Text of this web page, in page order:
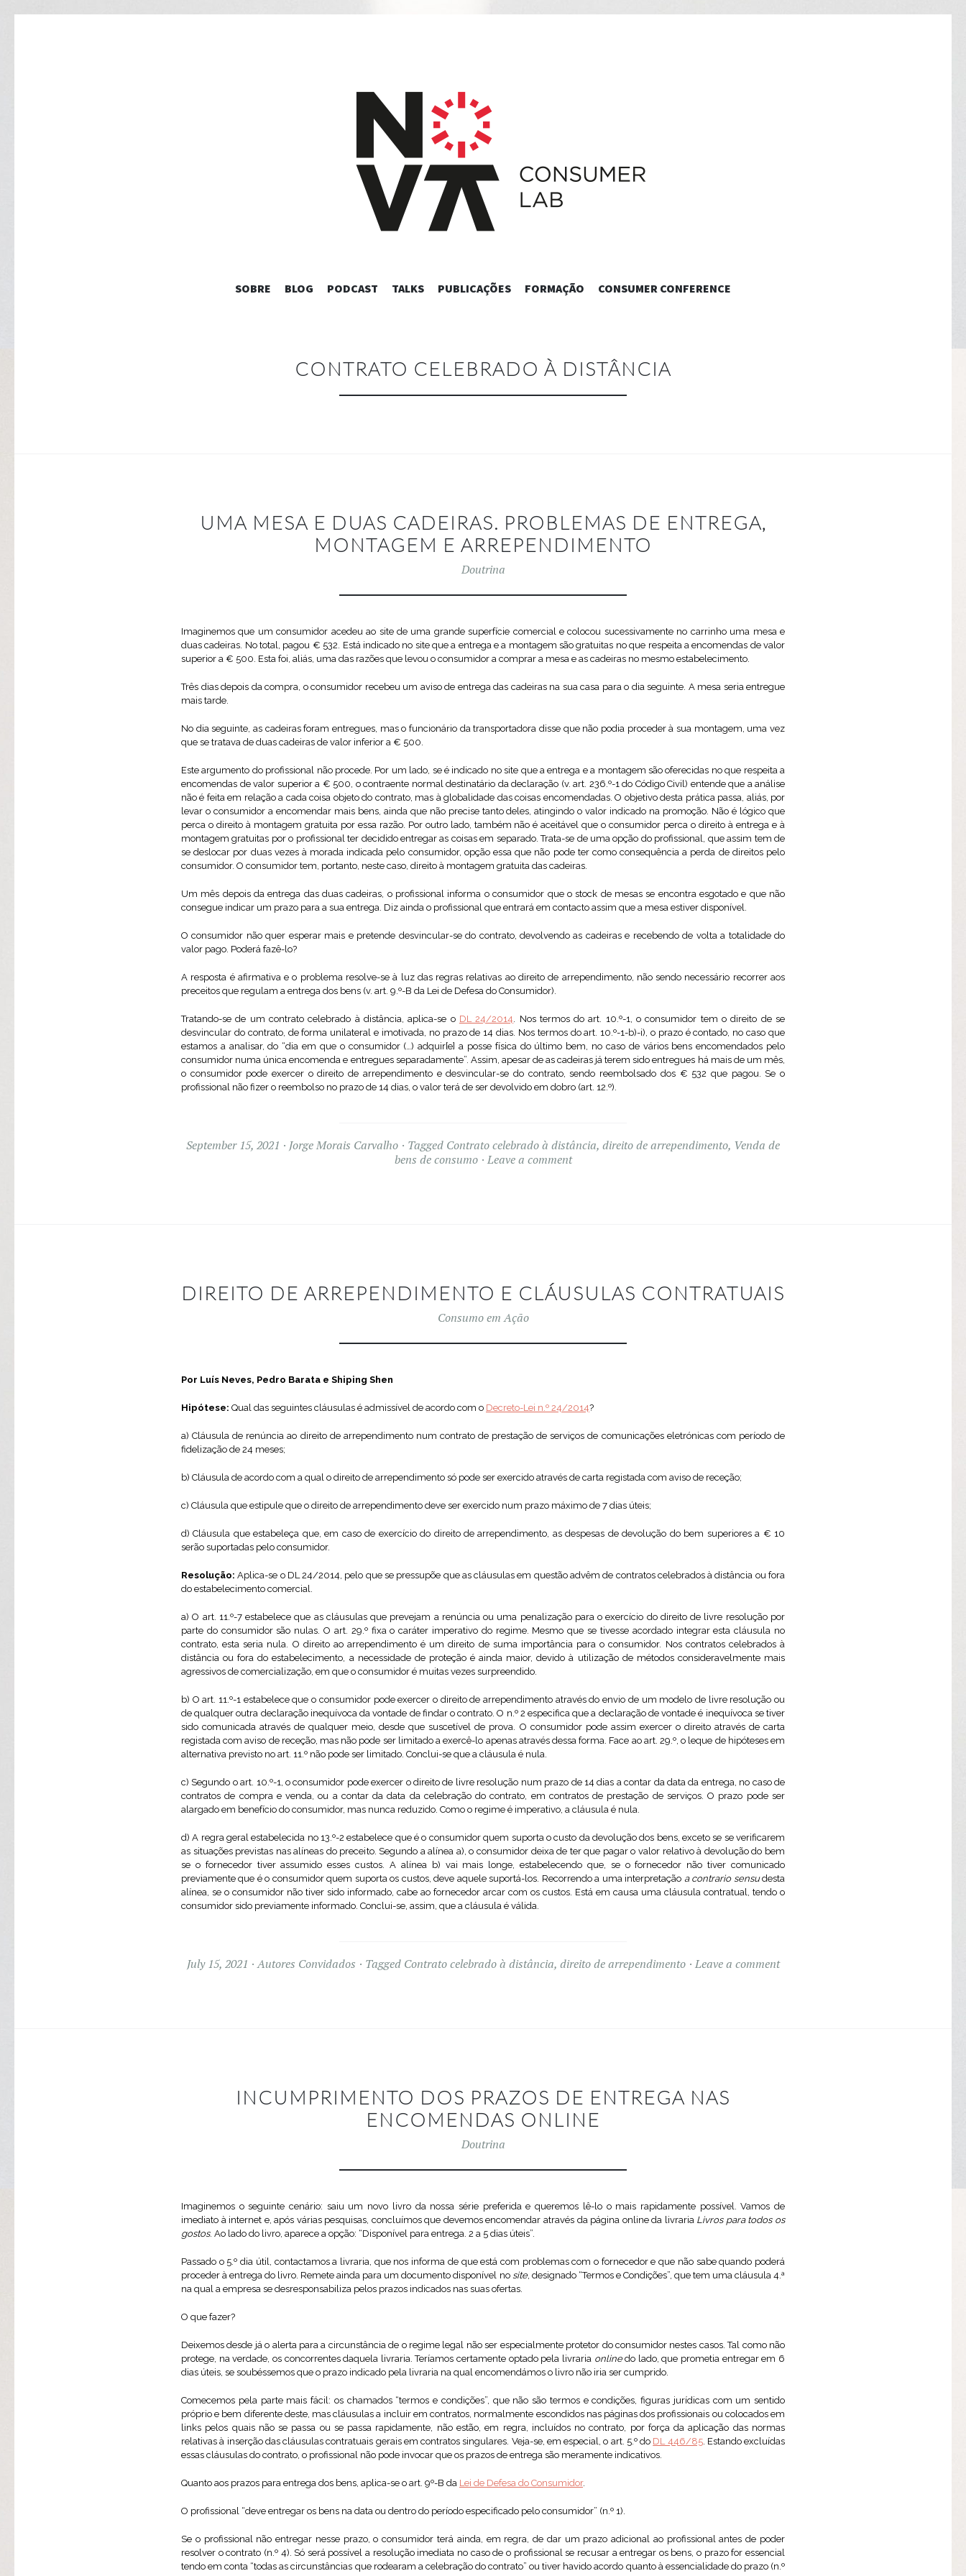
SKIP
SOBRE BLOG PODCAST TALKS PUBLICAÇÕES FORMAÇÃO CONSUMER CONFERENCE
CONTRATO CELEBRADO À DISTÂNCIA
UMA MESA E DUAS CADEIRAS. PROBLEMAS DE ENTREGA,
MONTAGEM E ARREPENDIMENTO
Doutrina
Imaginemos que um consumidor acedeu ao site de uma grande superfície comercial e colocou sucessivamente no carrinho uma mesa e
duas cadeiras. No total, pagou € 532. Está indicado no site que a entrega e a montagem são gratuitas no que respeita a encomendas de valor
superior a € 500. Esta foi, aliás, uma das razões que levou o consumidor a comprar a mesa e as cadeiras no mesmo estabelecimento.
Três dias depois da compra, o consumidor recebeu um aviso de entrega das cadeiras na sua casa para o dia seguinte. A mesa seria entregue
mais tarde.
No dia seguinte, as cadeiras foram entregues, mas o funcionário da transportadora disse que não podia proceder à sua montagem, uma vez
que se tratava de duas cadeiras de valor inferior a € 500.
Este argumento do profissional não procede. Por um lado, se é indicado no site que a entrega e a montagem são oferecidas no que respeita a
encomendas de valor superior a € 500, o contraente normal destinatário da declaração (v. art. 236.º-1 do Código Civil) entende que a análise
não é feita em relação a cada coisa objeto do contrato, mas à globalidade das coisas encomendadas. O objetivo desta prática passa, aliás, por
levar o consumidor a encomendar mais bens, ainda que não precise tanto deles, atingindo o valor indicado na promoção. Não é lógico que
perca o direito à montagem gratuita por essa razão. Por outro lado, também não é aceitável que o consumidor perca o direito à entrega e à
montagem gratuitas por o profissional ter decidido entregar as coisas em separado. Trata-se de uma opção do profissional, que assim tem de
se deslocar por duas vezes à morada indicada pelo consumidor, opção essa que não pode ter como consequência a perda de direitos pelo
consumidor. O consumidor tem, portanto, neste caso, direito à montagem gratuita das cadeiras.
Um mês depois da entrega das duas cadeiras, o profissional informa o consumidor que o stock de mesas se encontra esgotado e que não
consegue indicar um prazo para a sua entrega. Diz ainda o profissional que entrará em contacto assim que a mesa estiver disponível.
O consumidor não quer esperar mais e pretende desvincular-se do contrato, devolvendo as cadeiras e recebendo de volta a totalidade do
valor pago. Poderá fazê-lo?
A resposta é afirmativa e o problema resolve-se à luz das regras relativas ao direito de arrependimento, não sendo necessário recorrer aos
preceitos que regulam a entrega dos bens (v. art. 9.º-B da Lei de Defesa do Consumidor).
Tratando-se de um contrato celebrado à distância, aplica-se o DL 24/2014. Nos termos do art. 10.º-1, o consumidor tem o direito de se
desvincular do contrato, de forma unilateral e imotivada, no prazo de 14 dias. Nos termos do art. 10.º-1-b)-i), o prazo é contado, no caso que
estamos a analisar, do “dia em que o consumidor (…) adquir[e] a posse física do último bem, no caso de vários bens encomendados pelo
consumidor numa única encomenda e entregues separadamente”. Assim, apesar de as cadeiras já terem sido entregues há mais de um mês,
o consumidor pode exercer o direito de arrependimento e desvincular-se do contrato, sendo reembolsado dos € 532 que pagou. Se o
profissional não fizer o reembolso no prazo de 14 dias, o valor terá de ser devolvido em dobro (art. 12.º).
September 15, 2021 Jorge Morais Carvalho Tagged Contrato celebrado à distância, direito de arrependimento, Venda de
bens de consumo
Leave a comment
DIREITO DE ARREPENDIMENTO E CLÁUSULAS CONTRATUAIS
Consumo em Ação
Por Luís Neves, Pedro Barata e Shiping Shen
Hipótese: Qual das seguintes cláusulas é admissível de acordo com o Decreto-Lei n.º 24/2014?
a) Cláusula de renúncia ao direito de arrependimento num contrato de prestação de serviços de comunicações eletrónicas com período de
fidelização de 24 meses;
b) Cláusula de acordo com a qual o direito de arrependimento só pode ser exercido através de carta registada com aviso de receção;
c) Cláusula que estipule que o direito de arrependimento deve ser exercido num prazo máximo de 7 dias úteis;
d) Cláusula que estabeleça que, em caso de exercício do direito de arrependimento, as despesas de devolução do bem superiores a € 10
serão suportadas pelo consumidor.
Resolução: Aplica-se o DL 24/2014, pelo que se pressupõe que as cláusulas em questão advêm de contratos celebrados à distância ou fora
do estabelecimento comercial.
a) O art. 11.º-7 estabelece que as cláusulas que prevejam a renúncia ou uma penalização para o exercício do direito de livre resolução por
parte do consumidor são nulas. O art. 29.º fixa o caráter imperativo do regime. Mesmo que se tivesse acordado integrar esta cláusula no
contrato, esta seria nula. O direito ao arrependimento é um direito de suma importância para o consumidor. Nos contratos celebrados à
distância ou fora do estabelecimento, a necessidade de proteção é ainda maior, devido à utilização de métodos consideravelmente mais
agressivos de comercialização, em que o consumidor é muitas vezes surpreendido.
b) O art. 11.º-1 estabelece que o consumidor pode exercer o direito de arrependimento através do envio de um modelo de livre resolução ou
de qualquer outra declaração inequívoca da vontade de findar o contrato. O n.º 2 especifica que a declaração de vontade é inequívoca se tiver
sido comunicada através de qualquer meio, desde que suscetível de prova. O consumidor pode assim exercer o direito através de carta
registada com aviso de receção, mas não pode ser limitado a exercê-lo apenas através dessa forma. Face ao art. 29.º, o leque de hipóteses em
alternativa previsto no art. 11.º não pode ser limitado. Conclui-se que a cláusula é nula.
c) Segundo o art. 10.º-1, o consumidor pode exercer o direito de livre resolução num prazo de 14 dias a contar da data da entrega, no caso de
contratos de compra e venda, ou a contar da data da celebração do contrato, em contratos de prestação de serviços. O prazo pode ser
alargado em benefício do consumidor, mas nunca reduzido. Como o regime é imperativo, a cláusula é nula.
d) A regra geral estabelecida no 13.º-2 estabelece que é o consumidor quem suporta o custo da devolução dos bens, exceto se se verificarem
as situações previstas nas alíneas do preceito. Segundo a alínea a), o consumidor deixa de ter que pagar o valor relativo à devolução do bem
se o fornecedor tiver assumido esses custos. A alínea b) vai mais longe, estabelecendo que, se o fornecedor não tiver comunicado
previamente que é o consumidor quem suporta os custos, deve aquele suportá-los. Recorrendo a uma interpretação a contrario sensudesta
alínea, se o consumidor não tiver sido informado, cabe ao fornecedor arcar com os custos. Está em causa uma cláusula contratual, tendo o
consumidor sido previamente informado. Conclui-se, assim, que a cláusula é válida.
July 15, 2021 Autores Convidados Tagged Contrato celebrado à distância, direito de arrependimento Leave a comment
INCUMPRIMENTO DOS PRAZOS DE ENTREGA NAS
ENCOMENDAS ONLINE
Doutrina
Imaginemos o seguinte cenário: saiu um novo livro da nossa série preferida e queremos lê-lo o mais rapidamente possível. Vamos de
imediato à internet e, após várias pesquisas, concluímos que devemos encomendar através da página online da livraria Livros para todos os
gostos. Ao lado do livro, aparece a opção: “Disponível para entrega. 2 a 5 dias úteis”.
Passado o 5.º dia útil, contactamos a livraria, que nos informa de que está com problemas com o fornecedor e que não sabe quando poderá
proceder à entrega do livro. Remete ainda para um documento disponível no site, designado “Termos e Condições”, que tem uma cláusula 4.ª
na qual a empresa se desresponsabiliza pelos prazos indicados nas suas ofertas.
O que fazer?
Deixemos desde já o alerta para a circunstância de o regime legal não ser especialmente protetor do consumidor nestes casos. Tal como não
protege, na verdade, os concorrentes daquela livraria. Teríamos certamente optado pela livraria onlinedo lado, que prometia entregar em 6
dias úteis, se soubéssemos que o prazo indicado pela livraria na qual encomendámos o livro não iria ser cumprido.
Comecemos pela parte mais fácil: os chamados “termos e condições”, que não são termos e condições, figuras jurídicas com um sentido
próprio e bem diferente deste, mas cláusulas a incluir em contratos, normalmente escondidos nas páginas dos profissionais ou colocados em
links pelos quais não se passa ou se passa rapidamente, não estão, em regra, incluídos no contrato, por força da aplicação das normas
relativas à inserção das cláusulas contratuais gerais em contratos singulares. Veja-se, em especial, o art. 5.º do DL 446/85. Estando excluídas
essas cláusulas do contrato, o profissional não pode invocar que os prazos de entrega são meramente indicativos.
Quanto aos prazos para entrega dos bens, aplica-se o art. 9º-B da Lei de Defesa do Consumidor.
O profissional “deve entregar os bens na data ou dentro do período especificado pelo consumidor” (n.º 1).
Se o profissional não entregar nesse prazo, o consumidor terá ainda, em regra, de dar um prazo adicional ao profissional antes de poder
resolver o contrato (n.º 4). Só será possível a resolução imediata no caso de o profissional se recusar a entregar os bens, o prazo for essencial
tendo em conta “todas as circunstâncias que rodearam a celebração do contrato” ou tiver havido acordo quanto à essencialidade do prazo (n.º